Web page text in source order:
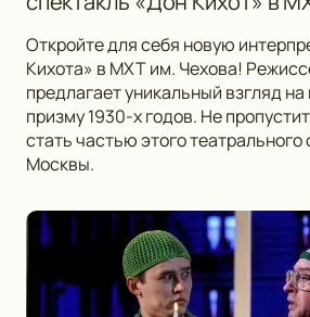
Откройте для себя новую
Кихота» в МХТ им. Чехова!
предлагает уникальный взгляд на
призму 1930-х годов. Не
стать частью этого
Москвы.